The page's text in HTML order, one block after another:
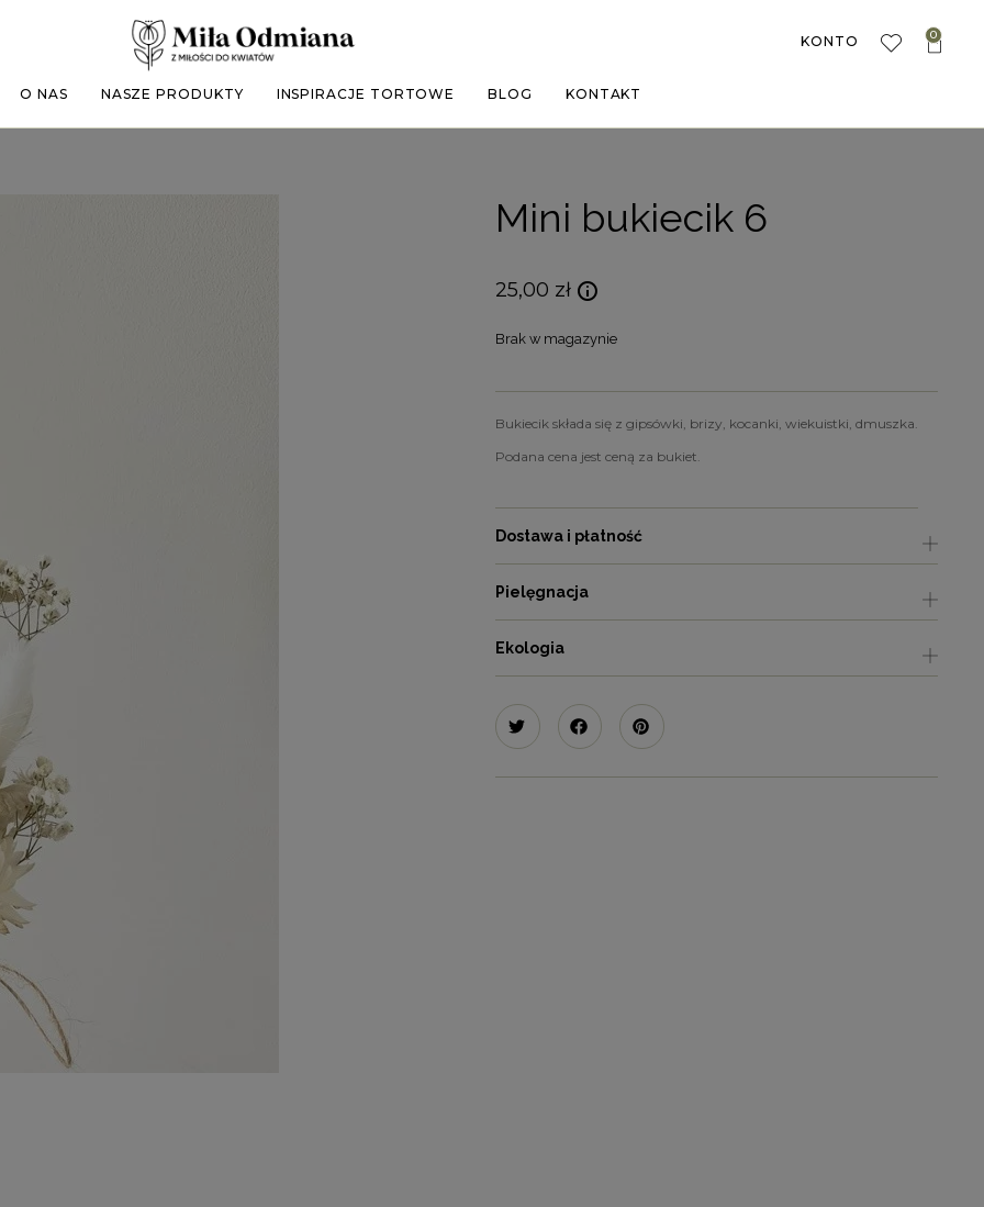
O NAS NASZE PRODUKTY INSPIRACJE TORTOWE BLOG KONTAKT
KONTO 0
Mini bukiecik 6
25,00 zł
Brak w magazynie
Bukiecik składa się z gipsówki, brizy, kocanki, wiekuistki, dmuszka.
Podana cena jest ceną za bukiet.
Dostawa i płatność
Pielęgnacja
Ekologia